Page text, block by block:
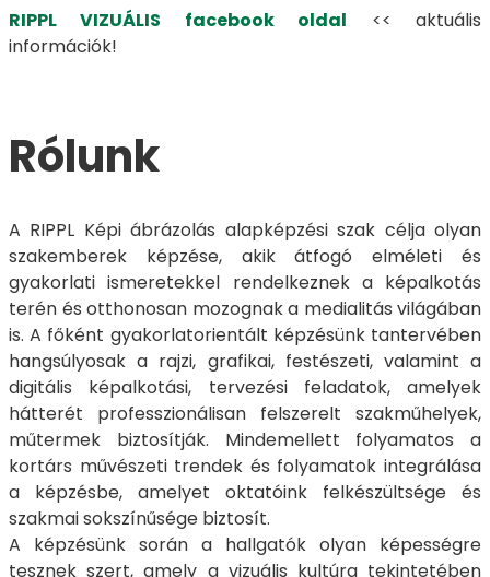
RIPPL VIZUÁLIS facebook oldal << aktuális
információk!
Rólunk
A RIPPL Képi ábrázolás alapképzési szak célja olyan
szakemberek képzése, akik átfogó elméleti és
gyakorlati ismeretekkel rendelkeznek a képalkotás
terén és otthonosan mozognak a medialitás világában
is. A főként gyakorlatorientált képzésünk tantervében
hangsúlyosak a rajzi, grafikai, festészeti, valamint a
digitális képalkotási, tervezési feladatok, amelyek
hátterét professzionálisan felszerelt szakműhelyek,
műtermek biztosítják. Mindemellett folyamatos a
kortárs művészeti trendek és folyamatok integrálása
a képzésbe, amelyet oktatóink felkészültsége és
szakmai sokszínűsége biztosít.
A képzésünk során a hallgatók olyan képességre
tesznek szert, amely a vizuális kultúra tekintetében